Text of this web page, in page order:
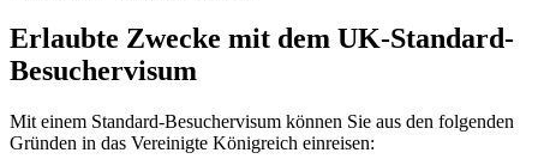
Erlaubte Zwecke mit dem UK-Standard-
Besuchervisum
Mit einem Standard-Besuchervisum können Sie aus den folgenden
Gründen in das Vereinigte Königreich einreisen: